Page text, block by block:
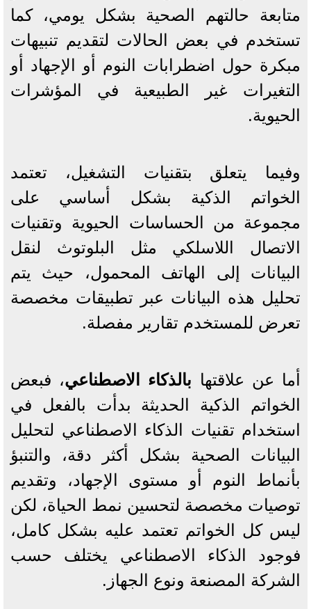
متابعة حالتهم الصحية بشكل يومي، كما
تستخدم في بعض الحالات لتقديم تنبيهات
مبكرة حول اضطرابات النوم أو الإجهاد أو
التغيرات غير الطبيعية في المؤشرات
الحيوية.
وفيما يتعلق بتقنيات التشغيل، تعتمد
الخواتم الذكية بشكل أساسي على
مجموعة من الحساسات الحيوية وتقنيات
الاتصال اللاسلكي مثل البلوتوث لنقل
البيانات إلى الهاتف المحمول، حيث يتم
تحليل هذه البيانات عبر تطبيقات مخصصة
تعرض للمستخدم تقارير مفصلة.
أما عن علاقتها بالذكاء الاصطناعي، فبعض
الخواتم الذكية الحديثة بدأت بالفعل في
استخدام تقنيات الذكاء الاصطناعي لتحليل
البيانات الصحية بشكل أكثر دقة، والتنبؤ
بأنماط النوم أو مستوى الإجهاد، وتقديم
توصيات مخصصة لتحسين نمط الحياة، لكن
ليس كل الخواتم تعتمد عليه بشكل كامل،
فوجود الذكاء الاصطناعي يختلف حسب
الشركة المصنعة ونوع الجهاز.